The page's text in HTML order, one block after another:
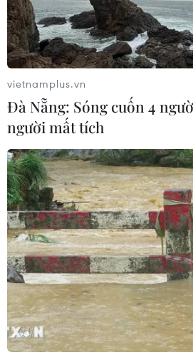
TIN CÙNG CHUYÊN MỤC
Trung Quốc nâng mức ứng
cấp với bão Dolphin
08/08/2026 07:10
vietnamplus.vn
Đà Nẵng: Sóng cuốn 4
người mất tích